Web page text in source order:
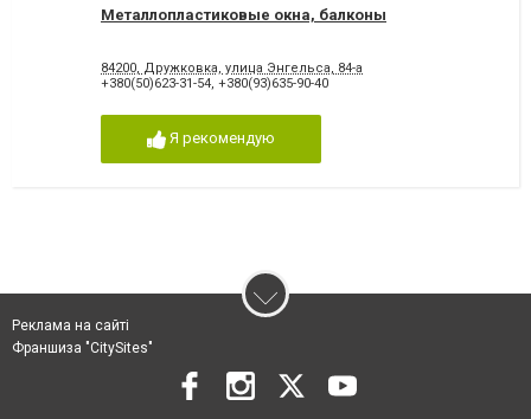
Металлопластиковые окна, балконы
84200, Дружковка, улица Энгельса, 84-а
+380(50)623-31-54, +380(93)635-90-40
Я рекомендую
Реклама на сайті
Франшиза "CitySites"